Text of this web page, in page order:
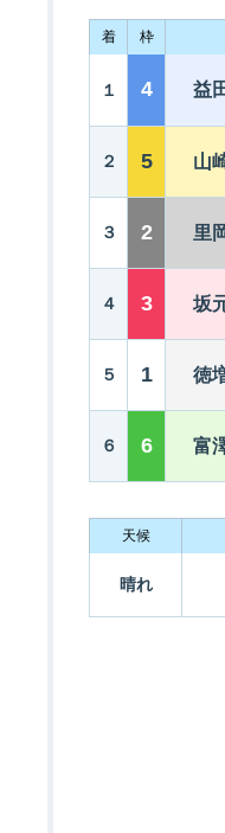
今節出場選手のマル得
着 枠
１ 4 益
２ 5 山
３ 2 里
４ 3 坂
５ 1 徳
６ 6 富
天候
晴れ